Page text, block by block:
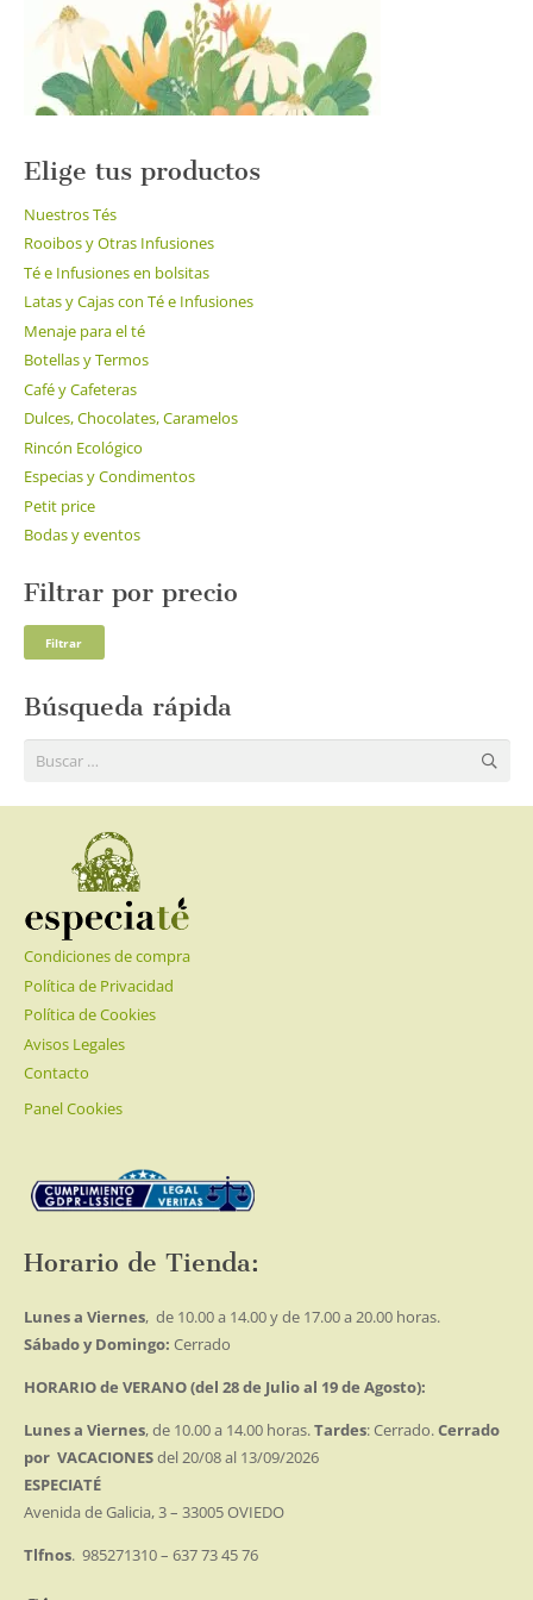
página
de
producto
Elige tus productos
Nuestros Tés
Rooibos y Otras Infusiones
Té e Infusiones en bolsitas
Latas y Cajas con Té e Infusiones
Menaje para el té
Botellas y Termos
Café y Cafeteras
Dulces, Chocolates, Caramelos
Rincón Ecológico
Especias y Condimentos
Petit price
Bodas y eventos
Filtrar por precio
Filtrar
Búsqueda rápida
Buscar:
Condiciones de compra
Política de Privacidad
Política de Cookies
Avisos Legales
Contacto
Panel Cookies
Horario de Tienda:
Lunes a Viernes, de 10.00 a 14.00 y de 17.00 a 20.00 horas.
Sábado y Domingo: Cerrado
HORARIO de VERANO (del 28 de Julio al 19 de Agosto):
Lunes a Viernes, de 10.00 a 14.00 horas.Tardes: Cerrado.Cerrado
por VACACIONESdel 20/08 al 13/09/2026
ESPECIATÉ
Avenida de Galicia, 3 – 33005 OVIEDO
Tlfnos. 985271310 – 637 73 45 76